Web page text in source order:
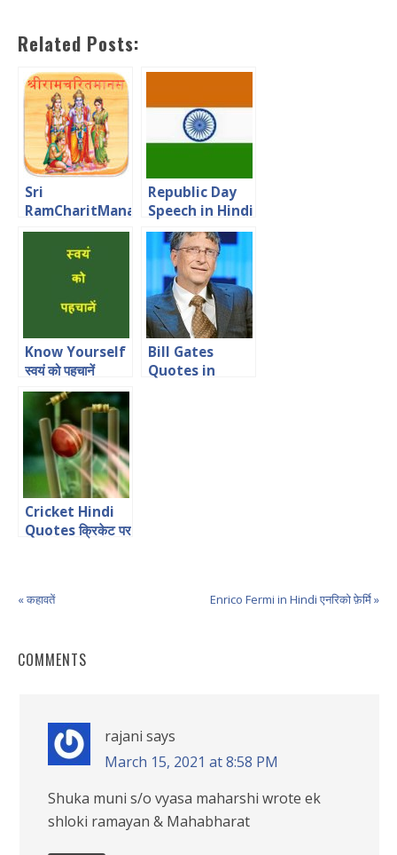
Related Posts:
Sri
RamCharitManas
Essay in Hindi
Republic Day
Speech in Hindi
for Students
Know Yourself
स्वयं को पहचानें
Bill Gates
Quotes in
Cricket Hindi
Quotes क्रिकेट पर
« कहावतें Enrico Fermi in Hindi एनरिको फ़ेर्मि »
COMMENTS
rajani says
March 15, 2021 at 8:58 PM
Shuka muni s/o vyasa maharshi wrote ek
shloki ramayan & Mahabharat